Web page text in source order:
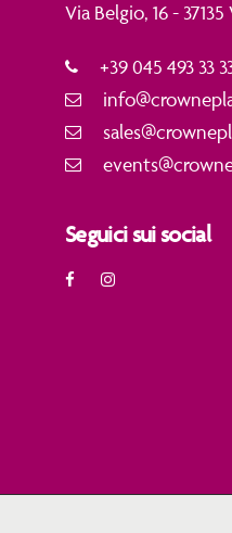
Via Belgio, 16 -
+39 045 493 33
Seguici sui social